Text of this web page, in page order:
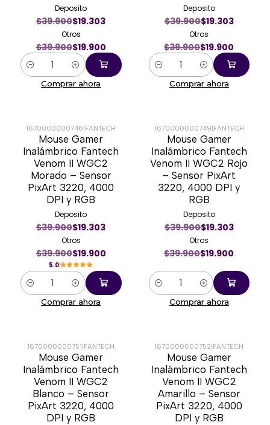
Deposito
$39.900$19.303
Otros
$39.900$19.900
Cantidad
Comprar ahora
Deposito
$39.900$19.303
Otros
$39.900$19.900
Cantidad
Comprar ahora
-50%
1670000000748|FANTECH
Mouse Gamer
Inalámbrico Fantech
Venom II WGC2
Morado – Sensor
PixArt 3220, 4000
DPI y RGB
Deposito
$39.900$19.303
Otros
$39.900$19.900
5.0
Cantidad
Comprar ahora
-50%
1670000000749|FANTECH
Mouse Gamer
Inalámbrico Fantech
Venom II WGC2 Rojo
– Sensor PixArt
3220, 4000 DPI y
RGB
Deposito
$39.900$19.303
Otros
$39.900$19.900
Cantidad
Comprar ahora
-50%
1670000000751|FANTECH
Mouse Gamer
Inalámbrico Fantech
Venom II WGC2
Blanco – Sensor
PixArt 3220, 4000
DPI y RGB
-50%
1670000000752|FANTECH
Mouse Gamer
Inalámbrico Fantech
Venom II WGC2
Amarillo – Sensor
PixArt 3220, 4000
DPI y RGB